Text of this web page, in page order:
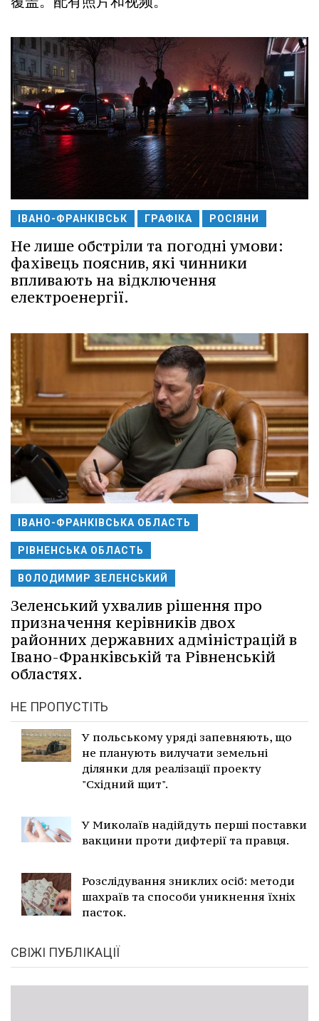
ІВАНО-ФРАНКІВСЬК ГРАФІКА РОСІЯНИ
Не лише обстріли та погодні умови:
фахівець пояснив, які чинники
впливають на відключення
електроенергії.
ІВАНО-ФРАНКІВСЬКА ОБЛАСТЬ
РІВНЕНСЬКА ОБЛАСТЬ
ВОЛОДИМИР ЗЕЛЕНСЬКИЙ
Зеленський ухвалив рішення про
призначення керівників двох
районних державних адміністрацій в
Івано-Франківській та Рівненській
областях.
НЕ ПРОПУСТІТЬ
У польському уряді запевняють, що
не планують вилучати земельні
ділянки для реалізації проекту
"Східний щит".
У Миколаїв надійдуть перші поставки
вакцини проти дифтерії та правця.
Розслідування зниклих осіб: методи
шахраїв та способи уникнення їхніх
пасток.
СВІЖІ ПУБЛІКАЦІЇ